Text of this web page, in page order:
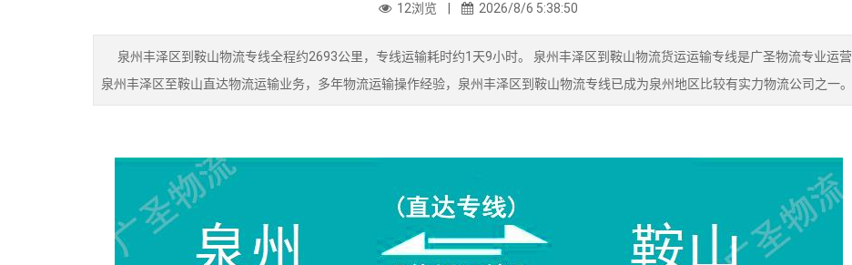
12浏览 | 2026/8/6 5:38:50
泉州丰泽区到鞍山物流专线全程约2693公里，专线运输耗时约1天9小时。 泉州丰泽区到鞍山物流货运运输专线是广圣物流专业运营
泉州丰泽区至鞍山直达物流运输业务，多年物流运输操作经验，泉州丰泽区到鞍山物流专线已成为泉州地区比较有实力物流公司之一。